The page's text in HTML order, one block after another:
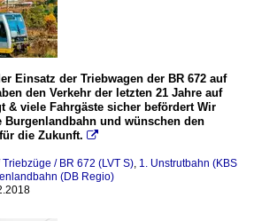
Einsatz der Triebwagen der BR 672 auf
den Verkehr der letzten 21 Jahre auf
& viele Fahrgäste sicher befördert Wir
Burgenlandbahn und wünschen den
die Zukunft. 
/ BR 672 (LVT S), 1. Unstrutbahn (KBS
(DB Regio)